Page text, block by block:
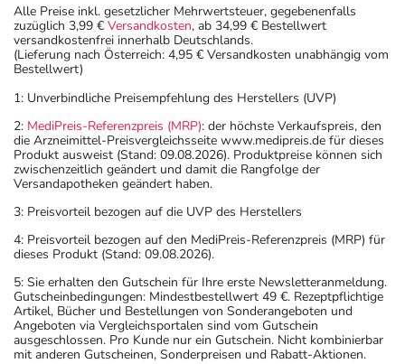
Alle Preise inkl. gesetzlicher Mehrwertsteuer, gegebenenfalls
zuzüglich 3,99 € Versandkosten, ab 34,99 € Bestellwert
versandkostenfrei innerhalb Deutschlands.
(Lieferung nach Österreich: 4,95 € Versandkosten unabhängig vom
Bestellwert)
1: Unverbindliche Preisempfehlung des Herstellers (UVP)
2: MediPreis-Referenzpreis (MRP): der höchste Verkaufspreis, den
die Arzneimittel-Preisvergleichsseite www.medipreis.de für dieses
Produkt ausweist (Stand: 09.08.2026). Produktpreise können sich
zwischenzeitlich geändert und damit die Rangfolge der
Versandapotheken geändert haben.
3: Preisvorteil bezogen auf die UVP des Herstellers
4: Preisvorteil bezogen auf den MediPreis-Referenzpreis (MRP) für
dieses Produkt (Stand: 09.08.2026).
5: Sie erhalten den Gutschein für Ihre erste Newsletteranmeldung.
Gutscheinbedingungen: Mindestbestellwert 49 €. Rezeptpflichtige
Artikel, Bücher und Bestellungen von Sonderangeboten und
Angeboten via Vergleichsportalen sind vom Gutschein
ausgeschlossen. Pro Kunde nur ein Gutschein. Nicht kombinierbar
mit anderen Gutscheinen, Sonderpreisen und Rabatt-Aktionen.